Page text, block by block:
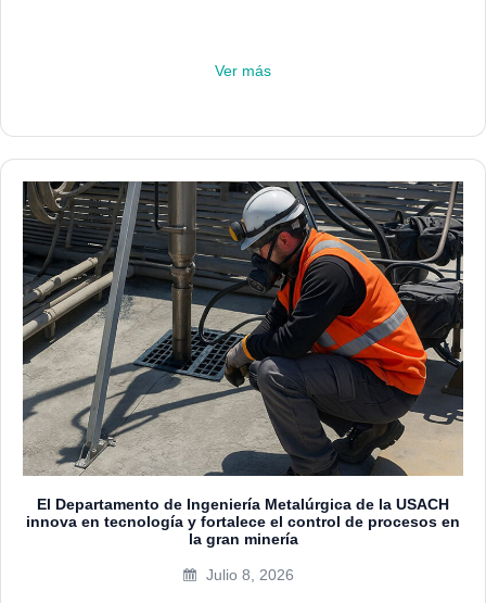
Ver más
El Departamento de Ingeniería Metalúrgica de la USACH
innova en tecnología y fortalece el control de procesos en
la gran minería
Julio 8, 2026